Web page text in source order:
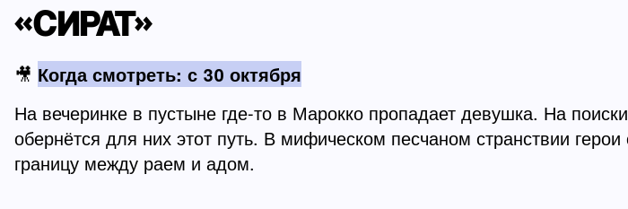
«СИРАТ»
🎥 Когда смотреть: с 30 октября
На вечеринке в пустыне где-то в Марокко пропадает девушка. На
обернётся для них этот путь. В мифическом песчаном странствии
границу между раем и адом.